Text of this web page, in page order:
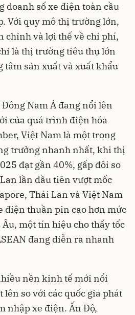
doanh số xe điện toàn cầu
Với quy mô thị trường lớn,
chỉnh và lợi thế về chi phí,
là thị trường tiêu thụ lớn
tâm sản xuất và xuất khẩu
Nam Á đang nổi lên
của quá trình điện hóa
Việt Nam là một trong
trưởng nhanh nhất, khi thị
đạt gần 40%, gấp đôi so
lần đầu tiên vượt mốc
Thái Lan và Việt Nam
điện thuần pin cao hơn mức
một tín hiệu cho thấy tốc
đang diễn ra nhanh
nền kinh tế mới nổi
lên so với các quốc gia phát
nhập xe điện. Ấn Độ,